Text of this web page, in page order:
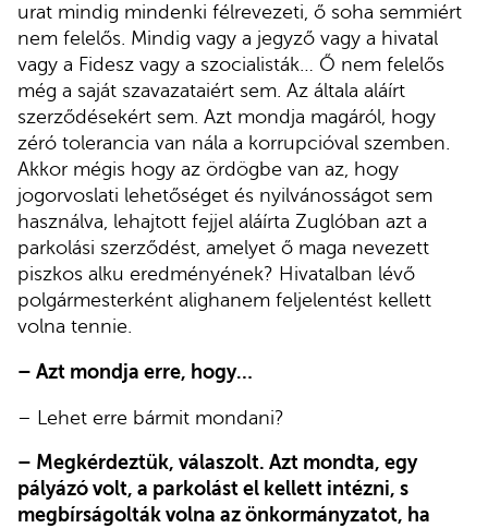
urat mindig mindenki félrevezeti, ő soha semmiért
nem felelős. Mindig vagy a jegyző vagy a hivatal
vagy a Fidesz vagy a szocialisták… Ő nem felelős
még a saját szavazataiért sem. Az általa aláírt
szerződésekért sem. Azt mondja magáról, hogy
zéró tolerancia van nála a korrupcióval szemben.
Akkor mégis hogy az ördögbe van az, hogy
jogorvoslati lehetőséget és nyilvánosságot sem
használva, lehajtott fejjel aláírta Zuglóban azt a
parkolási szerződést, amelyet ő maga nevezett
piszkos alku eredményének? Hivatalban lévő
polgármesterként alighanem feljelentést kellett
volna tennie.
– Azt mondja erre, hogy…
– Lehet erre bármit mondani?
– Megkérdeztük, válaszolt. Azt mondta, egy
pályázó volt, a parkolást el kellett intézni, s
megbírságolták volna az önkormányzatot, ha